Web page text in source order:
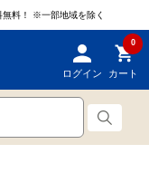
料！ ※一部地域を除く
ログイン
0
カート